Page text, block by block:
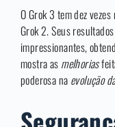
O Grok 3 tem dez
Grok 2. Seus
impressionantes,
mostra as melhorias
poderosa na evolução